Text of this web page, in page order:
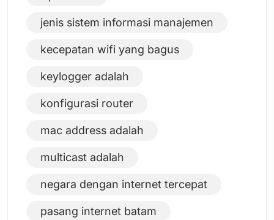
jenis sistem informasi manajemen
kecepatan wifi yang bagus
keylogger adalah
konfigurasi router
mac address adalah
multicast adalah
negara dengan internet tercepat
pasang internet batam